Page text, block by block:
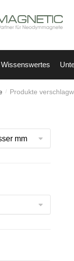
Wissenswertes
/ Produkte